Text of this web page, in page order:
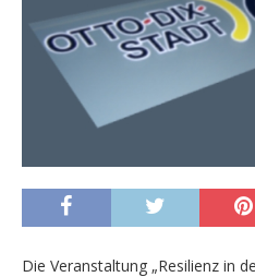
Die Veranstaltung „Resilienz in